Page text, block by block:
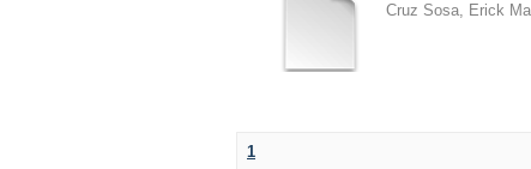
Cruz Sosa, Erick
1